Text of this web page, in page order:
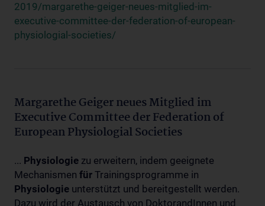
2019/margarethe-geiger-neues-mitglied-im-
executive-committee-der-federation-of-european-
physiologial-societies/
Margarethe Geiger neues Mitglied im
Executive Committee der Federation of
European Physiologial Societies
... Physiologie zu erweitern, indem geeignete
Mechanismen für Trainingsprogramme in
Physiologie unterstützt und bereitgestellt werden.
Dazu wird der Austausch von DoktorandInnen und